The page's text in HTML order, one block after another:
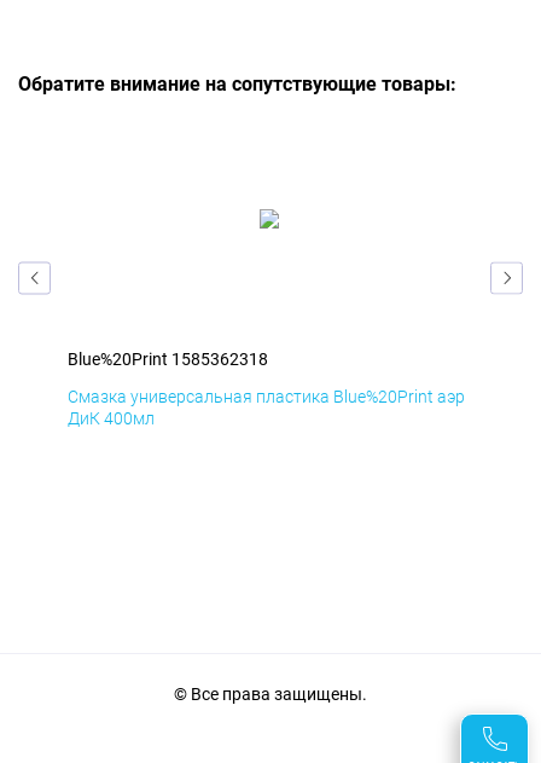
Обратите внимание на сопутствующие товары:
Blue%20Print 1585362318
Смазка универсальная пластика Blue%20Print аэр
ДиК 400мл
© Все права защищены.